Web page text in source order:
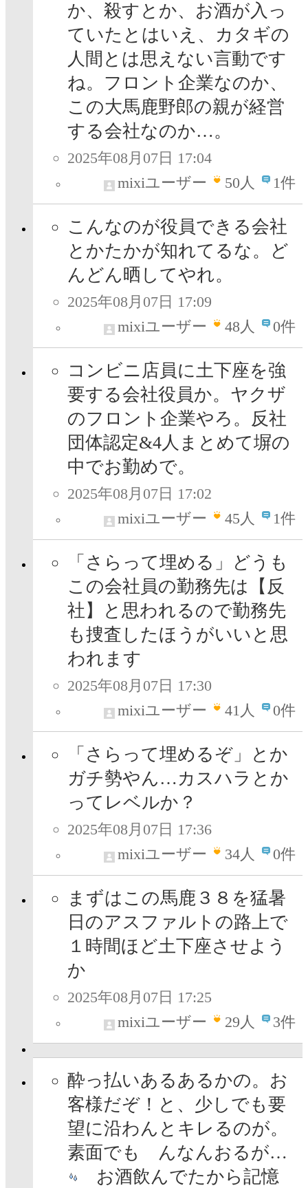
か、殺すとか、お酒が入っ
ていたとはいえ、カタギの
人間とは思えない言動です
ね。フロント企業なのか、
この大馬鹿野郎の親が経営
する会社なのか…。
2025年08月07日 17:04
mixiユーザー
50人 1件
こんなのが役員できる会社
とかたかが知れてるな。ど
んどん晒してやれ。
2025年08月07日 17:09
mixiユーザー
48人 0件
コンビニ店員に土下座を強
要する会社役員か。ヤクザ
のフロント企業やろ。反社
団体認定&4人まとめて塀の
中でお勤めで。
2025年08月07日 17:02
mixiユーザー
45人 1件
「さらって埋める」どうも
この会社員の勤務先は【反
社】と思われるので勤務先
も捜査したほうがいいと思
われます
2025年08月07日 17:30
mixiユーザー
41人 0件
「さらって埋めるぞ」とか
ガチ勢やん…カスハラとか
ってレベルか？
2025年08月07日 17:36
mixiユーザー
34人 0件
まずはこの馬鹿３８を猛暑
日のアスファルトの路上で
１時間ほど土下座させよう
か
2025年08月07日 17:25
mixiユーザー
29人 3件
酔っ払いあるあるかの。お
客様だぞ！と、少しでも要
望に沿わんとキレるのが。
素面でも んなんおるが…
お酒飲んでたから記憶